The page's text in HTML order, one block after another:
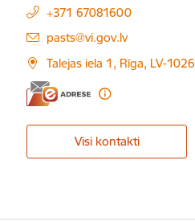
+371 67081600
E-pasts:
pasts@vi.gov.lv
Talejas iela 1, Rīga, LV-1026
Visi kontakti